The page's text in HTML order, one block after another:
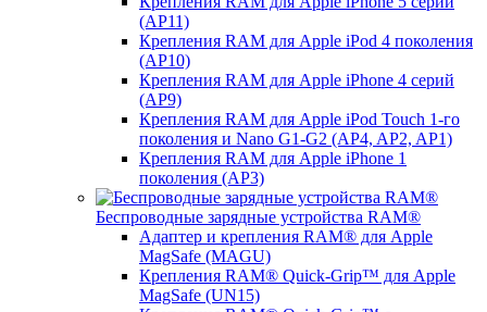
(AP11)
Крепления RAM для Apple iPod 4 поколения
(AP10)
Крепления RAM для Apple iPhone 4 серий
(AP9)
Крепления RAM для Apple iPod Touch 1-го
поколения и Nano G1-G2 (AP4, AP2, AP1)
Крепления RAM для Apple iPhone 1
поколения (AP3)
Беспроводные зарядные устройства RAM®
Адаптер и крепления RAM® для Apple
MagSafe (MAGU)
Крепления RAM® Quick-Grip™ для Apple
MagSafe (UN15)